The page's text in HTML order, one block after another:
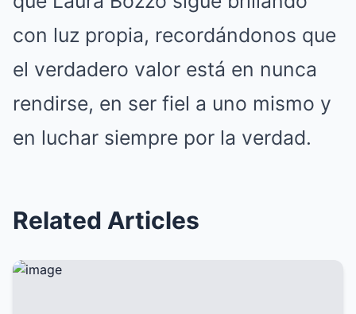
con luz propia, recordándonos que
el verdadero valor está en nunca
rendirse, en ser fiel a uno mismo y
en luchar siempre por la verdad.
Related Articles